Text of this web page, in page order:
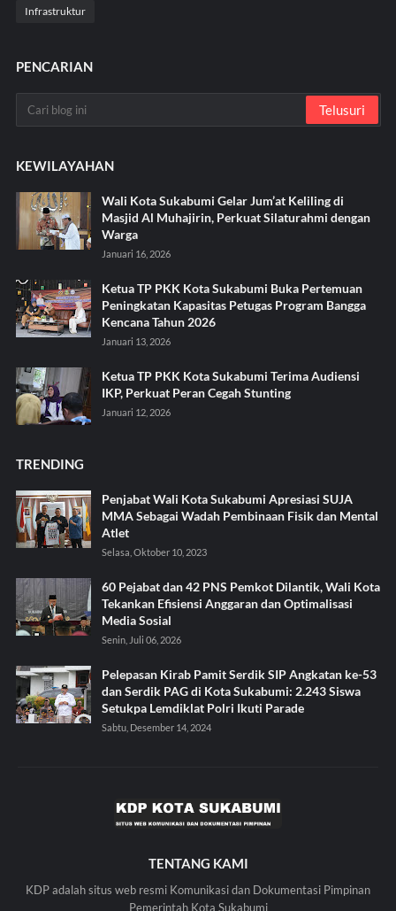
Infrastruktur
PENCARIAN
KEWILAYAHAN
Wali Kota Sukabumi Gelar Jum’at Keliling di
Masjid Al Muhajirin, Perkuat Silaturahmi dengan
Warga
Januari 16, 2026
Ketua TP PKK Kota Sukabumi Buka Pertemuan
Peningkatan Kapasitas Petugas Program Bangga
Kencana Tahun 2026
Januari 13, 2026
Ketua TP PKK Kota Sukabumi Terima Audiensi
IKP, Perkuat Peran Cegah Stunting
Januari 12, 2026
TRENDING
Penjabat Wali Kota Sukabumi Apresiasi SUJA
MMA Sebagai Wadah Pembinaan Fisik dan Mental
Atlet
Selasa, Oktober 10, 2023
60 Pejabat dan 42 PNS Pemkot Dilantik, Wali Kota
Tekankan Efisiensi Anggaran dan Optimalisasi
Media Sosial
Senin, Juli 06, 2026
Pelepasan Kirab Pamit Serdik SIP Angkatan ke-53
dan Serdik PAG di Kota Sukabumi: 2.243 Siswa
Setukpa Lemdiklat Polri Ikuti Parade
Sabtu, Desember 14, 2024
TENTANG KAMI
KDP adalah situs web resmi Komunikasi dan Dokumentasi Pimpinan
Pemerintah Kota Sukabumi